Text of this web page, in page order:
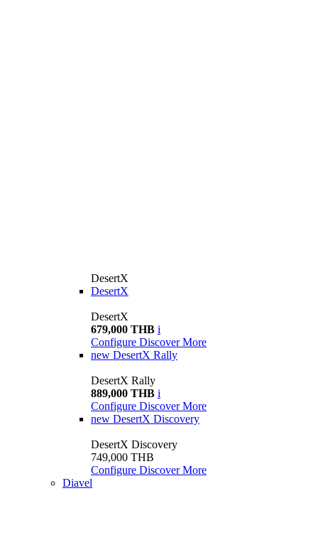
DesertX
DesertX
DesertX
679,000 THB i
Configure Discover More
new DesertX Rally
DesertX Rally
889,000 THB i
Configure Discover More
new DesertX Discovery
DesertX Discovery
749,000 THB
Configure Discover More
Diavel